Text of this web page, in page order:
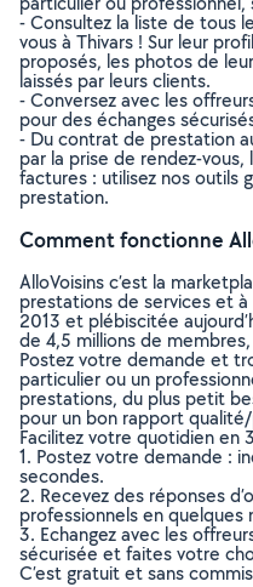
- Consultez la liste de tous
vous à Thivars ! Sur leur
proposés, les photos de
laissés par leurs clients.
- Conversez avec les
pour des échanges
- Du contrat de prestation
par la prise de rendez-
factures : utilisez nos outils
prestation.
Comment fonctionne
AlloVoisins c’est la
prestations de services et
2013 et plébiscitée
de 4,5 millions de
Postez votre demande et
particulier ou un
prestations, du plus petit
pour un bon rapport
Facilitez votre quotidien en
1. Postez votre demande :
secondes.
2. Recevez des réponses
professionnels en quelques
3. Echangez avec les
sécurisée et faites votre
C’est gratuit et sans